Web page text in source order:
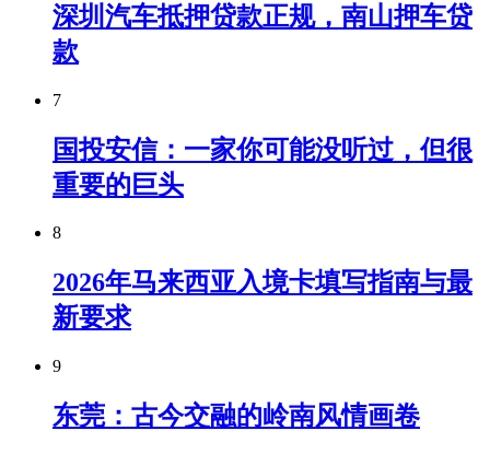
深圳汽车抵押贷款正规，南山押车贷
款
7
国投安信：一家你可能没听过，但很
重要的巨头
8
2026年马来西亚入境卡填写指南与最
新要求
9
东莞：古今交融的岭南风情画卷